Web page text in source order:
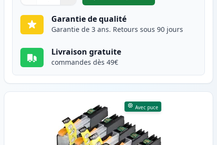
Garantie de qualité
Garantie de 3 ans. Retours sous 90 jours
Livraison gratuite
commandes dès 49€
Avec puce